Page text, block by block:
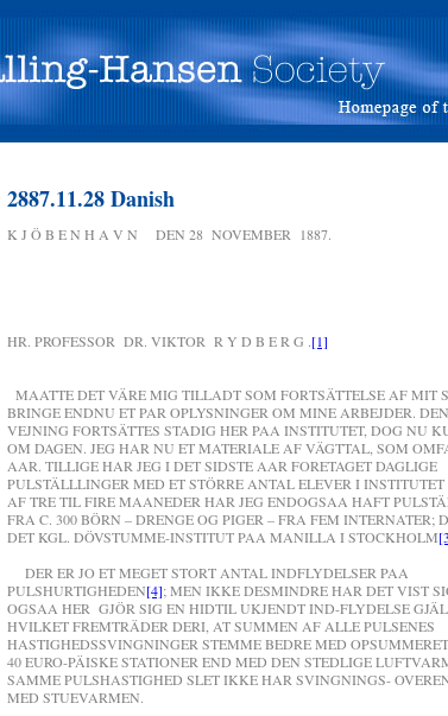
2887.11.28 Danish
K J Ö B E N H A V N DEN 28 NOVEMBER 1887.
HR. PROFESSOR DR. VIKTOR R Y D B E R G .[1]
MAATTE DET VÄRE MIG TILLADT SOM FORTSÄTTELSE AF MIT
BRINGE ENDNU ET PAR OPLYSNINGER OM MINE ARBEJDER.
VEJNING FORTSÄTTES STADIG HER PAA INSTITUTET, DOG NU
OM DAGEN. JEG HAR NU ET MATERIALE AF VÄGTTAL, SOM
AAR. TILLIGE HAR JEG I DET SIDSTE AAR FORETAGET DAGLIGE
PULSTÄLLLINGER MED ET STÖRRE ANTAL ELEVER I
AF TRE TIL FIRE MAANEDER HAR JEG ENDOGSAA HAFT
FRA C. 300 BÖRN – DRENGE OG PIGER – FRA FEM INTERNATER;
DET KGL. DÖVSTUMME-INSTITUT PAA MANILLA I STOCKHOLM
DER ER JO ET MEGET STORT ANTAL INDFLYDELSER PAA
PULSHURTIGHEDEN[4]; MEN IKKE DESMINDRE HAR DET VIST
OGSAA HER GJÖR SIG EN HIDTIL UKJENDT IND-FLYDELSE
HVILKET FREMTRÄDER DERI, AT SUMMEN AF ALLE PULSENES
HASTIGHEDSSVINGNINGER STEMME BEDRE MED
40 EURO-PÄISKE STATIONER END MED DEN STEDLIGE
SAMME PULSHASTIGHED SLET IKKE HAR SVINGNINGS-
MED STUEVARMEN.